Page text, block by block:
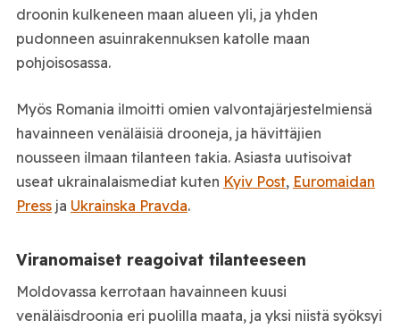
droonin kulkeneen maan alueen yli, ja yhden
pudonneen asuinrakennuksen katolle maan
pohjoisosassa.
Myös Romania ilmoitti omien valvontajärjestelmiensä
havainneen venäläisiä drooneja, ja hävittäjien
nousseen ilmaan tilanteen takia. Asiasta uutisoivat
useat ukrainalaismediat kuten Kyiv Post, Euromaidan
Pressja Ukrainska Pravda.
Viranomaiset reagoivat tilanteeseen
Moldovassa kerrotaan havainneen kuusi
venäläisdroonia eri puolilla maata, ja yksi niistä syöksyi